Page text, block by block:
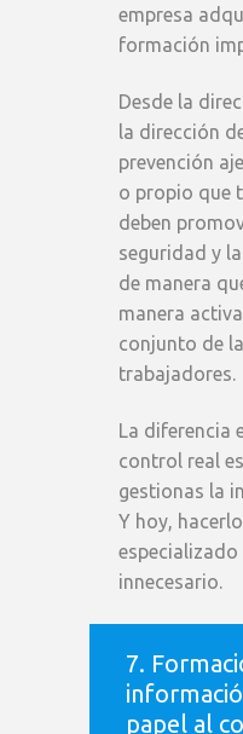
empresa
formación
Desde la
la dirección
prevención
o propio que
deben
seguridad y
de manera
manera
conjunto de
trabajadores.
La diferencia
control real
gestionas la
Y hoy,
especializado
innecesario.
7.
papel al